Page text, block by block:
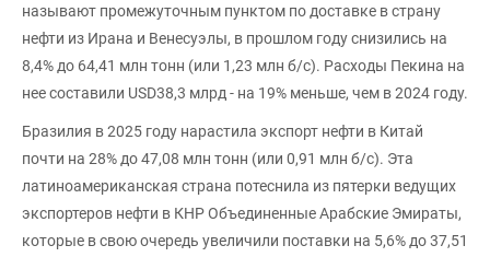
называют промежуточным пунктом по доставке в страну
нефти из Ирана и Венесуэлы, в прошлом году снизились на
8,4% до 64,41 млн тонн (или 1,23 млн б/с). Расходы Пекина на
нее составили USD38,3 млрд - на 19% меньше, чем в 2024 году.
Бразилия в 2025 году нарастила экспорт нефти в Китай
почти на 28% до 47,08 млн тонн (или 0,91 млн б/с). Эта
латиноамериканская страна потеснила из пятерки ведущих
экспортеров нефти в КНР Объединенные Арабские Эмираты,
которые в свою очередь увеличили поставки на 5,6% до 37,51